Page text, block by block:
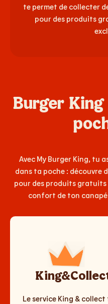
te permet de collecter
pour des produits
Burger
Avec My Burger King, tu
dans ta poche : découvre
pour des produits gratuits
confort de ton
Le service King & collect